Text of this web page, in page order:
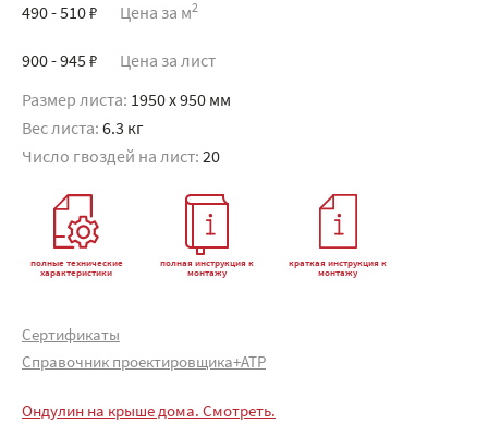
490 - 510 ₽ Цена за м2
900 - 945 ₽ Цена за лист
Размер листа: 1950 x 950 мм
Вес листа: 6.3 кг
Число гвоздей на лист: 20
полные технические
характеристики
полная инструкция к
монтажу
краткая инструкция к
монтажу
Сертификаты
Справочник проектировщика+АТР
Ондулин на крыше дома. Смотреть.